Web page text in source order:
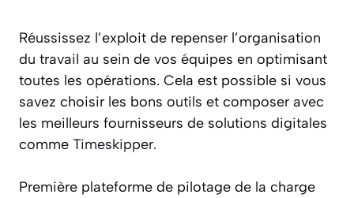
Réussissez l’exploit de repenser l’organisation
du travail au sein de vos équipes en optimisant
toutes les opérations. Cela est possible si vous
savez choisir les bons outils et composer avec
les meilleurs fournisseurs de solutions digitales
comme Timeskipper.
Première plateforme de pilotage de la charge